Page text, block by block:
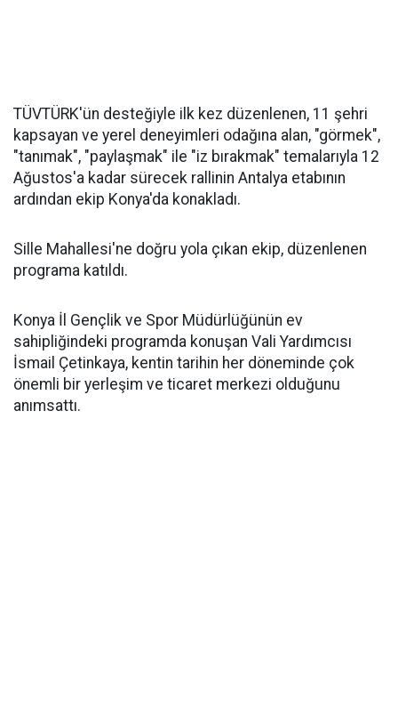
TÜVTÜRK'ün desteğiyle ilk kez düzenlenen, 11 şehri
kapsayan ve yerel deneyimleri odağına alan, "görmek",
"tanımak", "paylaşmak" ile "iz bırakmak" temalarıyla 12
Ağustos'a kadar sürecek rallinin Antalya etabının
ardından ekip Konya'da konakladı.
Sille Mahallesi'ne doğru yola çıkan ekip, düzenlenen
programa katıldı.
Konya İl Gençlik ve Spor Müdürlüğünün ev
sahipliğindeki programda konuşan Vali Yardımcısı
İsmail Çetinkaya, kentin tarihin her döneminde çok
önemli bir yerleşim ve ticaret merkezi olduğunu
anımsattı.